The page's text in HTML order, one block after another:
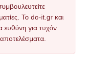
Το do-it.gr και
ευθύνη για τυχόν